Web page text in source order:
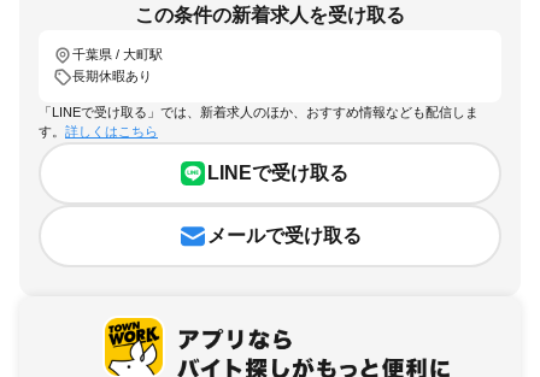
この条件の新着求人を受け取る
千葉県 / 大町駅
長期休暇あり
「LINEで受け取る」では、新着求人のほか、おすすめ情報なども配信しま
す。 詳しくはこちら
LINEで受け取る
メールで受け取る